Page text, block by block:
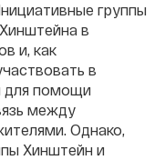
группы
в
и, как
в
для помощи
между
Однако,
Хинштейн и